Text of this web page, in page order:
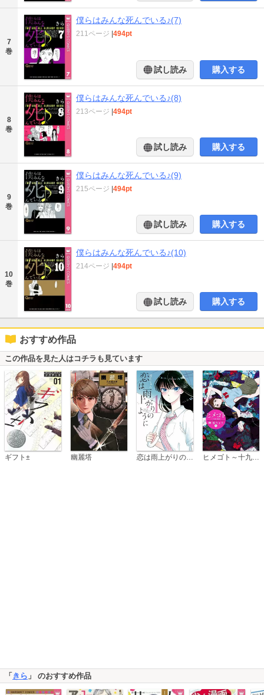
7
巻
僕らはみんな死んでいる♪(7)
211ページ 494pt
試し読み 購入する
8
巻
僕らはみんな死んでいる♪(8)
213ページ 494pt
試し読み 購入する
9
巻
僕らはみんな死んでいる♪(9)
215ページ 494pt
試し読み 購入する
10
巻
僕らはみんな死んでいる♪(10)
214ページ 494pt
試し読み 購入する
おすすめ作品
この作品を見た人はコチラも見ています
ギフト± 幽麗塔 恋は雨上がりのように ヒメゴト～十九歳の制服～
「 きら 」 のおすすめ作品